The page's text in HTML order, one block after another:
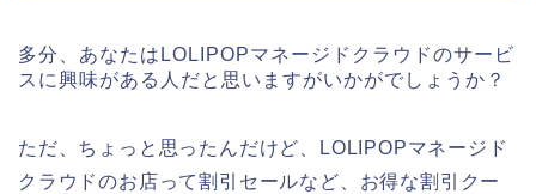
多分、あなたはLOLIPOPマネージドクラウドのサービ
スに興味がある人だと思いますがいかがでしょうか？
ただ、ちょっと思ったんだけど、LOLIPOPマネージド
クラウドのお店って割引セールなど、お得な割引クー